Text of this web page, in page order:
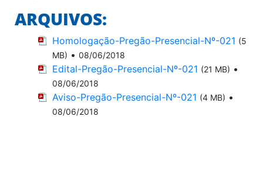
ARQUIVOS:
Homologação-Pregão-Presencial-Nº-021 (5
MB) • 08/06/2018
Edital-Pregão-Presencial-Nº-021 (21 MB) •
08/06/2018
Aviso-Pregão-Presencial-Nº-021 (4 MB) •
08/06/2018